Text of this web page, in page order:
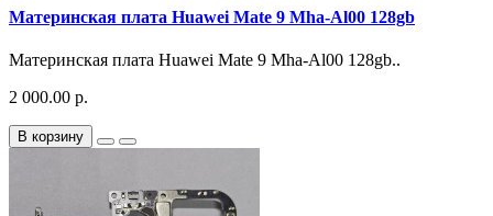
Материнская плата Huawei Mate 9 Mha-Al00 128gb
Материнская плата Huawei Mate 9 Mha-Al00 128gb..
2 000.00 р.
В корзину